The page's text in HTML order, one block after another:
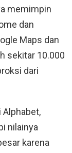
memimpin
dan
Maps dan
sekitar 10.000
dari
Alphabet,
nilainya
karena